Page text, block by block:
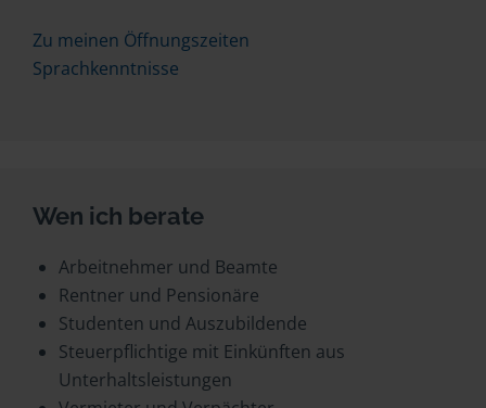
Zu meinen Öffnungszeiten
Sprachkenntnisse
Wen ich berate
Arbeitnehmer und Beamte
Rentner und Pensionäre
Studenten und Auszubildende
Steuerpflichtige mit Einkünften aus
Unterhaltsleistungen